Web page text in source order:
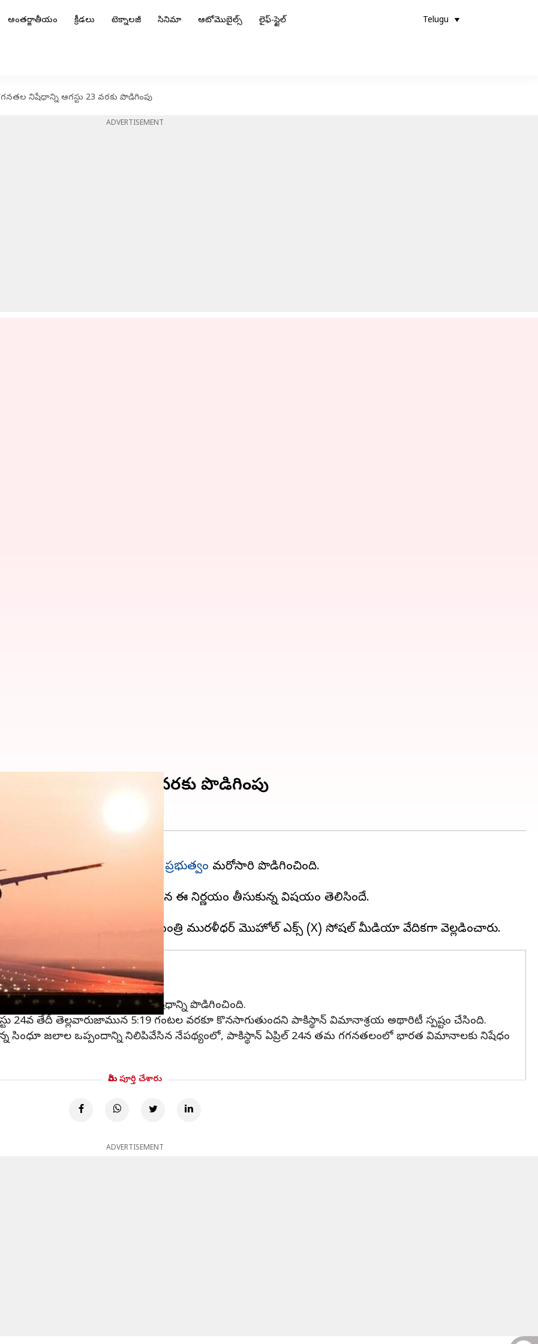
అంతర్జాతీయం క్రీడలు టెక్నాలజీ సినిమా ఆటోమొబైల్స్ లైఫ్-స్టైల్ Telugu
నిషేధాన్ని ఆగస్టు 23 వరకు పొడిగింపు
ADVERTISEMENT
నిషేధాన్ని ఆగస్టు 23 వరకు పొడిగింపు
విధించిన నిషేధాన్ని కేంద్ర ప్రభుత్వం మరోసారి పొడిగించింది.
కేంద్ర ప్రభుత్వం ఏప్రిల్‌ 30న ఈ నిర్ణయం తీసుకున్న విషయం తెలిసిందే.
నిషేధం
వాడకాన్ని అనుమతించకుండా నిషేధాన్ని పొడిగించింది.
తేదీ తెల్లవారుజామున 5:19 గంటల వరకూ కొనసాగుతుందని పాకిస్థాన్‌ విమానాశ్రయ అథారిటీ స్పష్టం చేసింది.
జలాల ఒప్పందాన్ని నిలిపివేసిన నేపథ్యంలో, పాకిస్థాన్‌ ఏప్రిల్‌ 24న తమ గగనతలంలో భారత విమానాలకు నిషేధం
మీరు పూర్తి చేశారు
ADVERTISEMENT